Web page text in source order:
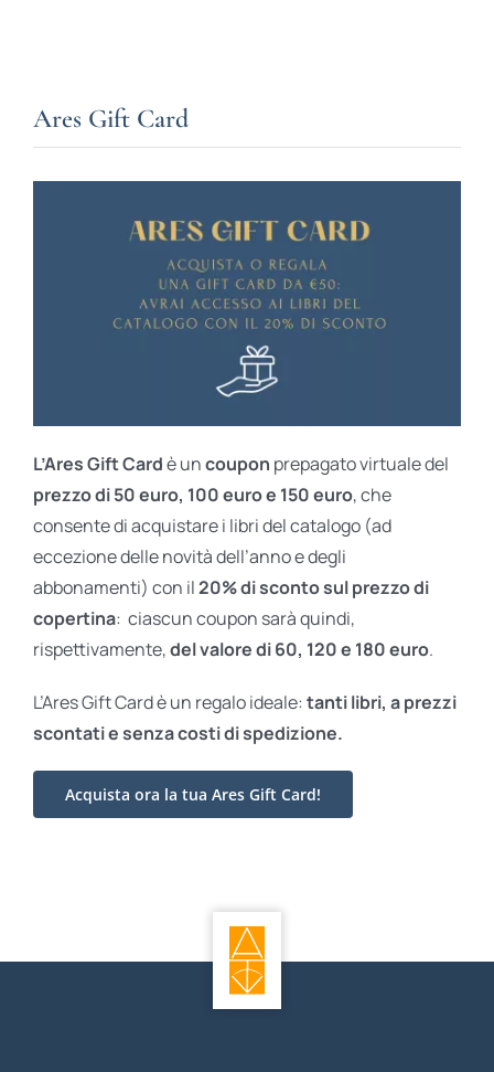
Ares Gift Card
L’Ares Gift Cardè uncoupon prepagato virtuale del
prezzo di 50 euro, 100 euro e 150 euro, che
consente di acquistare i libri del catalogo (ad
eccezione delle novità dell’anno e degli
abbonamenti) con il20% di sconto sul prezzo di
copertina: ciascun coupon sarà quindi,
rispettivamente,del valore di 60, 120 e 180 euro.
L’Ares Gift Card è un regalo ideale: tanti libri, a prezzi
scontati esenza costi di spedizione.
Acquista ora la tua Ares Gift Card!